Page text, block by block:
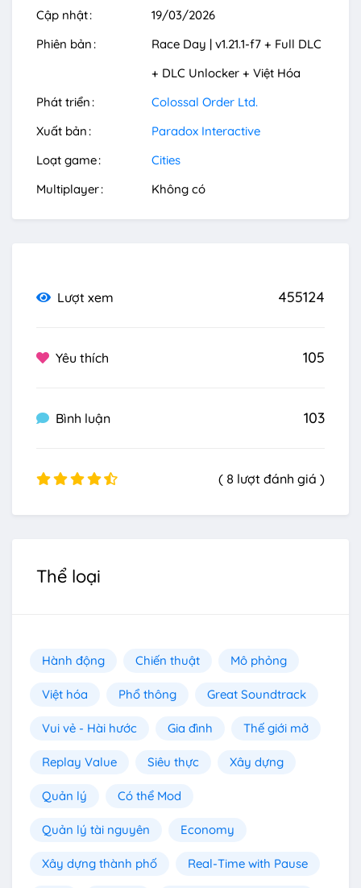
Cập nhật
19/03/2026
Phiên bản
Race Day | v1.21.1-f7 + Full DLC
+ DLC Unlocker + Việt Hóa
Phát triển
Colossal Order Ltd.
Xuất bản
Paradox Interactive
Loạt game
Cities
Multiplayer
Không có
Lượt xem 455124
Yêu thích 105
Bình luận 103
( 8 lượt đánh giá )
Thể loại
Hành động Chiến thuật Mô phỏng
Việt hóa Phổ thông Great Soundtrack
Vui vẻ - Hài hước Gia đình Thế giới mở
Replay Value Siêu thực Xây dựng
Quản lý Có thể Mod
Quản lý tài nguyên Economy
Xây dựng thành phố Real-Time with Pause